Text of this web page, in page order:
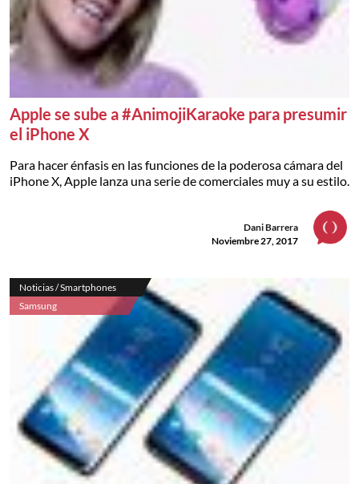
Apple se sube a #AnimojiKaraoke para presumir
el iPhone X
Para hacer énfasis en las funciones de la poderosa cámara del
iPhone X, Apple lanza una serie de comerciales muy a su estilo.
Dani Barrera
Noviembre 27, 2017
Noticias / Smartphones
Samsung